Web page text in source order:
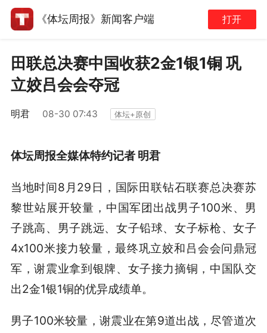
《体坛周报》新闻客户端 打开
田联总决赛中国收获2金1银1铜 巩
立姣吕会会夺冠
明君 08-30 07:43 体坛+原创
体坛周报全媒体特约记者 明君
当地时间8月29日，国际田联钻石联赛总决赛苏
黎世站展开较量，中国军团出战男子100米、男
子跳高、男子跳远、女子铅球、女子标枪、女子
4x100米接力较量，最终巩立姣和吕会会问鼎冠
军，谢震业拿到银牌、女子接力摘铜，中国队交
出2金1银1铜的优异成绩单。
男子100米较量，谢震业在第9道出战，尽管道次